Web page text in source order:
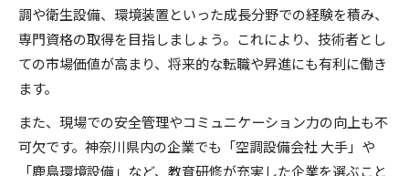
調や衛生設備、環境装置といった成長分野での経験を積み、
専門資格の取得を目指しましょう。これにより、技術者とし
ての市場価値が高まり、将来的な転職や昇進にも有利に働き
ます。
また、現場での安全管理やコミュニケーション力の向上も不
可欠です。神奈川県内の企業でも「空調設備会社 大手」や
「鹿島環境設備」など、教育研修が充実した企業を選ぶこと